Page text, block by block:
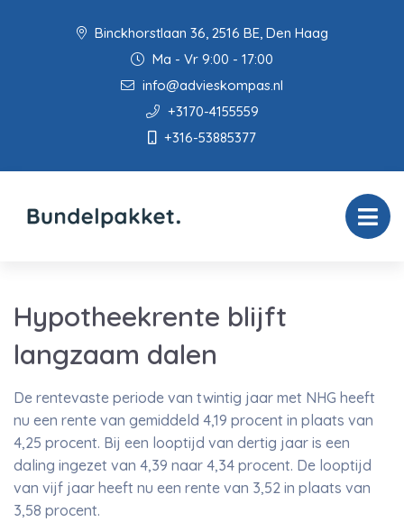
Binckhorstlaan 36, 2516 BE, Den Haag
Ma - Vr 9:00 - 17:00
info@advieskompas.nl
+3170-4155559
+316-53885377
Hypotheekrente blijft
langzaam dalen
De rentevaste periode van twintig jaar met NHG heeft
nu een rente van gemiddeld 4,19 procent in plaats van
4,25 procent. Bij een looptijd van dertig jaar is een
daling ingezet van 4,39 naar 4,34 procent. De looptijd
van vijf jaar heeft nu een rente van 3,52 in plaats van
3,58 procent.